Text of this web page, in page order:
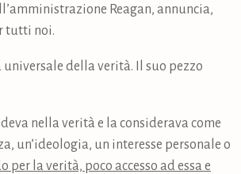
Reagan, annuncia,
tutti noi.
della verità. Il suo pezzo
nella verità e la considerava come
un’ideologia, un interesse personale o
per la verità, poco accesso ad essa e